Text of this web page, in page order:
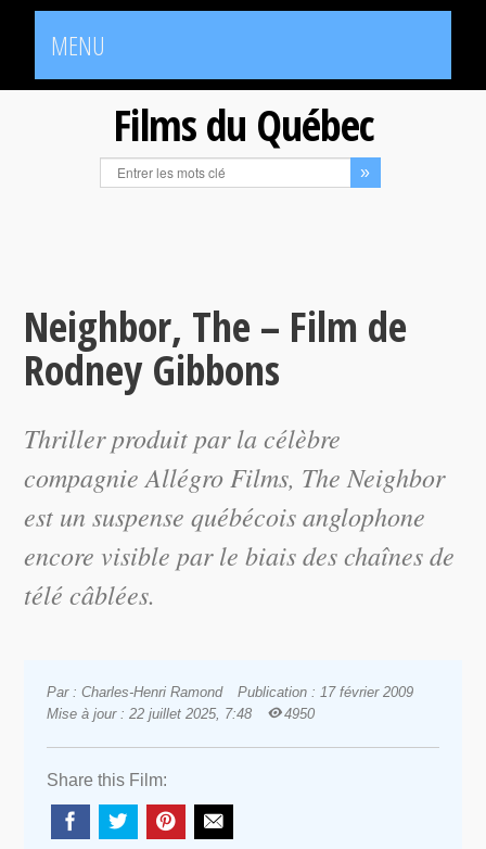
MENU
Films du Québec
Neighbor, The – Film de
Rodney Gibbons
Thriller produit par la célèbre
compagnie Allégro Films, The Neighbor
est un suspense québécois anglophone
encore visible par le biais des chaînes de
télé câblées.
Par : Charles-Henri Ramond
Publication : 17 février 2009
Mise à jour : 22 juillet 2025, 7:48
4950
Share this Film: